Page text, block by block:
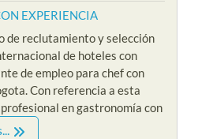
EXPERIENCIA
de reclutamiento y selección
de hoteles con
de empleo para chef con
Con referencia a esta
en gastronomía con